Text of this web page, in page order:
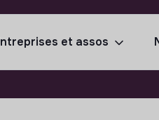
et assos